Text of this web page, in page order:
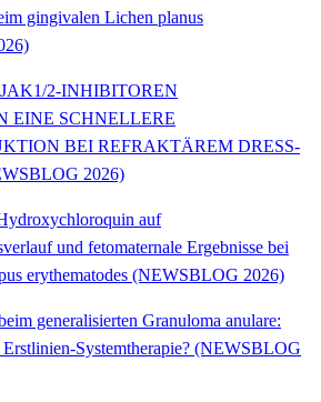
gingivalen Lichen planus
2-INHIBITOREN
EINE SCHNELLERE
BEI REFRAKTÄREM DRESS-
2026)
auf
und fetomaternale Ergebnisse bei
erythematodes (NEWSBLOG 2026)
generalisierten Granuloma anulare:
Systemtherapie? (NEWSBLOG